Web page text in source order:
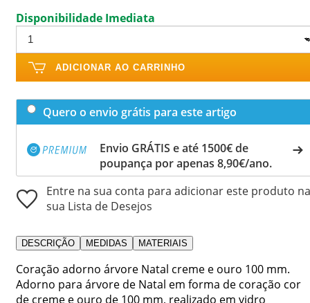
Disponibilidade Imediata
ADICIONAR AO CARRINHO
Quero o envio grátis para este artigo
Envio GRÁTIS e até 1500€ de
poupança por apenas 8,90€/ano.
Entre na sua conta para adicionar este produto na
sua Lista de Desejos
DESCRIÇÃO MEDIDAS MATERIAIS
Coração adorno árvore Natal creme e ouro 100 mm.
Adorno para árvore de Natal em forma de coração cor
de creme e ouro de 100 mm, realizado em vidro